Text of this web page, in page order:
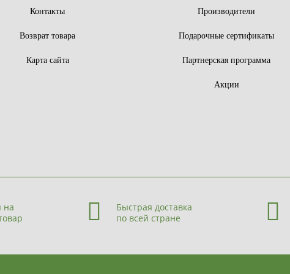
Контакты
Возврат товара
Карта сайта
Производители
Подарочные сертификаты
Партнерская программа
Акции
на
Быстрая доставка
по всей стране